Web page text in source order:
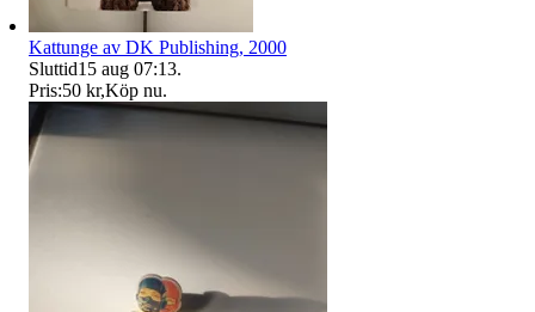
Kattunge av DK Publishing, 2000
Sluttid15 aug 07:13.
Pris:50 kr,Köp nu.